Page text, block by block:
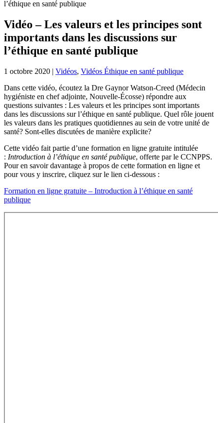
l’éthique en santé publique
Vidéo – Les valeurs et les principes sont
importants dans les discussions sur
l’éthique en santé publique
1 octobre 2020 | Vidéos, Vidéos Éthique en santé publique
Dans cette vidéo, écoutez la Dre Gaynor Watson-Creed (Médecin
hygiéniste en chef adjointe, Nouvelle-Écosse) répondre aux
questions suivantes : Les valeurs et les principes sont importants
dans les discussions sur l’éthique en santé publique. Quel rôle jouent
les valeurs dans les pratiques quotidiennes au sein de votre unité de
santé? Sont-elles discutées de manière explicite?
Cette vidéo fait partie d’une formation en ligne gratuite intitulée
: Introduction à l’éthique en santé publique, offerte par le CCNPPS.
Pour en savoir davantage à propos de cette formation en ligne et
pour vous y inscrire, cliquez sur le lien ci-dessous :
Formation en ligne gratuite – Introduction à l’éthique en santé
publique